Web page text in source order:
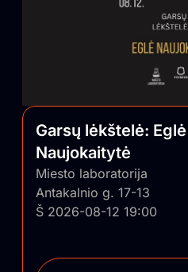
Garsų lėkštelė: Eglė
Naujokaitytė
Miesto laboratorija
Antakalnio g. 17-13
Š 2026-08-12 19:00